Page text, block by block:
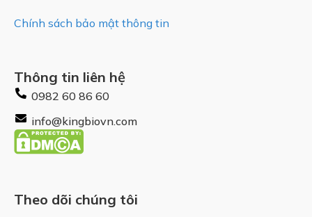
Chính sách bảo mật thông tin
Thông tin liên hệ
0982 60 86 60
info@kingbiovn.com
Theo dõi chúng tôi